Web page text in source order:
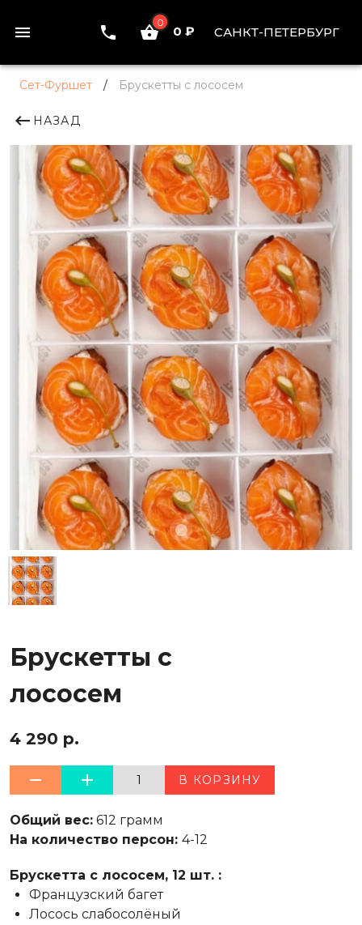
0
0 ₽ САНКТ-ПЕТЕРБУРГ
Сет-Фуршет / Брускетты с лососем
НАЗАД
Брускетты с
лососем
4 290 р.
1 В КОРЗИНУ
Общий вес: 612 грамм
На количество персон: 4-12
Брускетта с лососем, 12 шт. :
Французский багет
Лосось слабосолёный